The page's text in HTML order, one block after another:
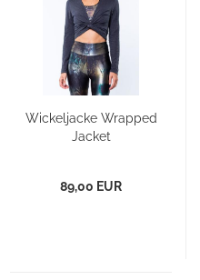
Wickeljacke Wrapped
Jacket
89,00 EUR